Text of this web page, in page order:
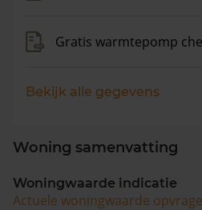
Gratis warmtepomp
Bekijk alle gegevens
Woning samenvatting
Woningwaarde indicatie
Actuele woningwaarde